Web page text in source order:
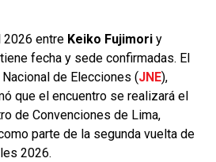
2026 entre Keiko Fujimori y
fecha y sede confirmadas. El
de Elecciones (JNE),
que el encuentro se realizará el
de Convenciones de Lima,
parte de la segunda vuelta de
2026.